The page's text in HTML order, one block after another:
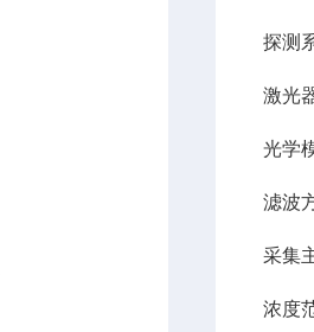
探测
激光
光学
滤波
采集
浓度